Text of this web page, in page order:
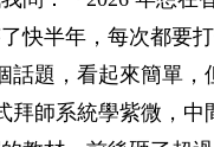
快半年，每次都要
話題，看起來簡單，
拜師系統學紫微，